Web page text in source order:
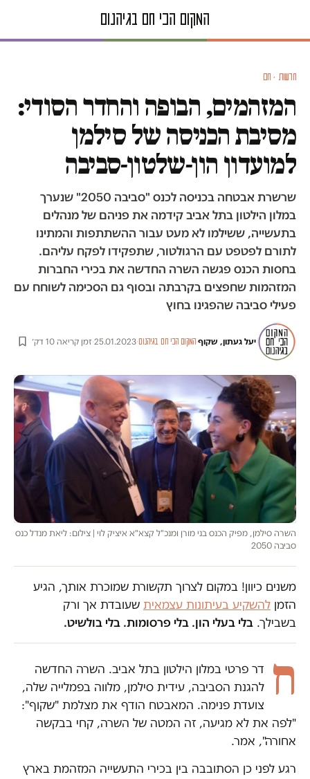
חדשות · חם
המזהמים, הבופה והחדר הסודי:
מסיבת הכניסה של סילמן
למועדון הון-שלטון-סביבה
שרשרת אבטחה בכניסה לכנס "סביבה 2050" שנערך
במלון הילטון בתל אביב קידמה את פניהם של מנהלים
בתעשייה, ששילמו לא מעט עבור ההשתתפות והמתינו
לתורם לפטפט עם הרגולטור, שתפקידו לפקח עליהם.
בחסות הכנס פגשה השרה החדשה את בכירי החברות
המזהמות שחפצים בקרבתה ובסוף גם הסכימה לשוחח עם
פעילי סביבה שהפגינו בחוץ
יעל געתון, שקוף·המקום הכי חם בגיהנום·
25.01.2023
·זמן קריאה 10 דק׳
השרה סילמן, מפיק הכנס בני מורן ומנכ"ל קצא"א איציק לוי | צילום: ליאת מנדל כנס
סביבה 2050
משנים כיוון! במקום לצרוך תקשורת שמוכרת אותך, הגיע
הזמן להשקיע בעיתונות עצמאית שעובדת אך ורק
בשבילך. בלי בעלי הון. בלי פרסומות. בלי בולשיט.
ח
דר פרטי במלון הילטון בתל אביב. השרה החדשה
להגנת הסביבה, עידית סילמן, מלווה בפמלייה שלה,
צועדת פנימה. המאבטח הודף את מצלמת "שקוף":
"לפה את לא מגיעה, זה המטה של השרה, קחי בבקשה
אחורה", אמר.
רגע לפני כן הסתובבה בין בכירי התעשייה המזהמת בארץ